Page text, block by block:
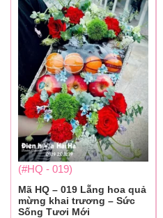
(#HQ - 019)
Mã HQ – 019 Lẵng hoa quả
mừng khai trương – Sức
Sống Tươi Mới